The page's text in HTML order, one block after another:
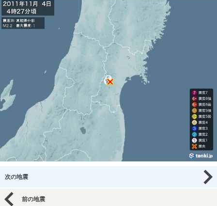
次の地震
前の地震